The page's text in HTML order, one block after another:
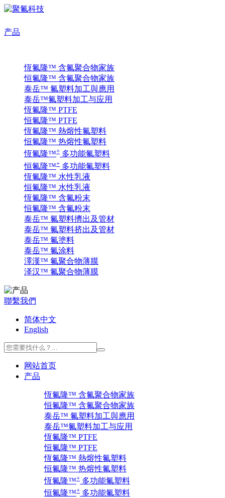
产品
恆氟隆™ 含氟聚合物家族
恒氟隆™ 含氟聚合物家族
泰岳™ 氟塑料加工與應用
泰岳™氟塑料加工与应用
恆氟隆™ PTFE
恒氟隆™ PTFE
恆氟隆™ 熱熔性氟塑料
恒氟隆™ 热熔性氟塑料
恆氟隆™+ 多功能氟塑料
恒氟隆™+ 多功能氟塑料
恆氟隆™ 水性乳液
恒氟隆™ 水性乳液
恆氟隆™ 含氟粉末
恒氟隆™ 含氟粉末
泰岳™ 氟塑料擠出及管材
泰岳™ 氟塑料挤出及管材
泰岳™ 氟塗料
泰岳™ 氟涂料
澤漢™ 氟聚合物薄膜
泽汉™ 氟聚合物薄膜
聯繫我們
简体中文
English
网站首页
产品
恆氟隆™ 含氟聚合物家族
恒氟隆™ 含氟聚合物家族
泰岳™ 氟塑料加工與應用
泰岳™氟塑料加工与应用
恆氟隆™ PTFE
恒氟隆™ PTFE
恆氟隆™ 熱熔性氟塑料
恒氟隆™ 热熔性氟塑料
恆氟隆™+ 多功能氟塑料
恒氟隆™+ 多功能氟塑料